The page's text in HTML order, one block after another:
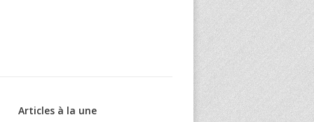
Articles à la une